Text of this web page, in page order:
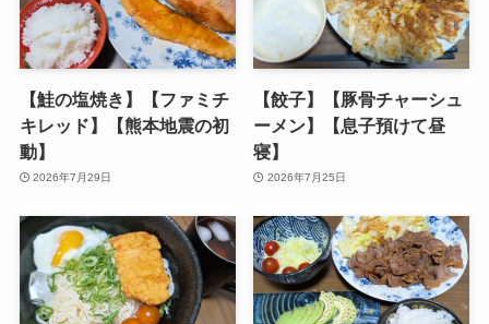
【鮭の塩焼き】【ファミチ
キレッド】【熊本地震の初
動】
2026年7月29日
【餃子】【豚骨チャーシュ
ーメン】【息子預けて昼
寝】
2026年7月25日